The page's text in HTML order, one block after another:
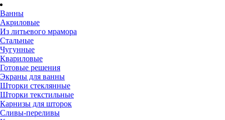
Ванны
Акриловые
Из литьевого мрамора
Стальные
Чугунные
Квариловые
Готовые решения
Экраны для ванны
Шторки стеклянные
Шторки текстильные
Карнизы для шторок
Сливы-переливы